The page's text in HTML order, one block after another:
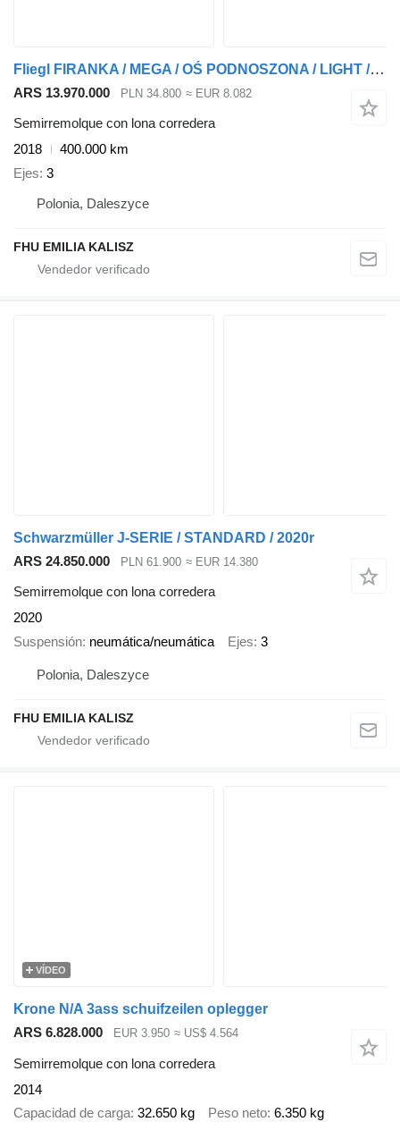
Fliegl FIRANKA / MEGA / OŚ PODNOSZONA / LIGHT / 2018r
ARS 13.970.000 PLN 34.800 ≈ EUR 8.082
Semirremolque con lona corredera
2018
400.000 km
Ejes 3
Polonia, Daleszyce
FHU EMILIA KALISZ
Schwarzmüller J-SERIE / STANDARD / 2020r
ARS 24.850.000
PLN 61.900 ≈ EUR 14.380
Semirremolque con lona corredera
2020
Suspensión neumática/neumática Ejes 3
Polonia, Daleszyce
FHU EMILIA KALISZ
VÍDEO
Krone N/A 3ass schuifzeilen oplegger
ARS 6.828.000
EUR 3.950 ≈ US$ 4.564
Semirremolque con lona corredera
2014
Capacidad de carga 32.650 kg Peso neto 6.350 kg